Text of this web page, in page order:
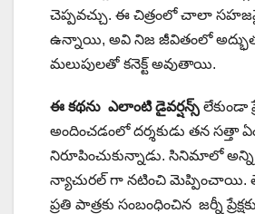
చెప్పవచ్చు. ఈ చిత్రంలో చాలా
ఉన్నాయి, అవి నిజ జీవితంలో
మలుపులతో కనెక్ట్ అవుతాయి.
ఈ కథను ఎలాంటి డైవర్షన్స్ లేకుండా
అందించడంలో దర్శకుడు తన సత్తా
నిరూపించుకున్నాడు. సినిమాలో అన్ని
న్యాచురల్ గా నటించి మెప్పించాయి.
ప్రతి పాత్రకు సంబంధించిన జర్నీ